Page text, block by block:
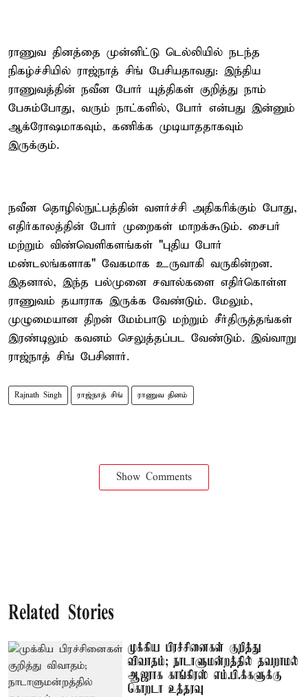
ராணுவ தினத்தை முன்னிட்டு டெல்லியில் நடந்த
நிகழ்ச்சியில் ராஜ்நாத் சிங் பேசியதாவது: இந்திய
ராணுவத்தின் நவீன போர் யுத்திகள் குறித்து நாம்
பேசும்போது, வரும் நாட்களில், போர் என்பது இன்னும்
ஆக்ரோஷமாகவும், கணிக்க முடியாததாகவும்
இருக்கும்.
நவீன தொழில்நுட்பத்தின் வளர்ச்சி அதிகரிக்கும் போது,
எதிர்காலத்தின் போர் முறைகள் மாறக்கூடும். சைபர்
மற்றும் விண்வெளிகளங்கள் "புதிய போர்
மண்டலங்களாக" வேகமாக உருவாகி வருகின்றன.
இதனால், இந்த பல்முனை சவால்களை எதிர்கொள்ள
ராணுவம் தயாராக இருக்க வேண்டும். மேலும்,
முழுமையான திறன் மேம்பாடு மற்றும் சீர்திருத்தங்கள்
இரண்டிலும் கவனம் செலுத்தப்பட வேண்டும். இவ்வாறு
ராஜ்நாத் சிங் பேசினார்.
Rajnath Singh ராஜ்நாத் சிங் ராணுவ தினம்
Show Comments
Related Stories
முக்கிய பிரச்சினைகள் குறித்து
விவாதம்; நாடாளுமன்றத்தில் தவறாமல்
ஆஜராக காங்கிரஸ் எம்.பி.க்களுக்கு
கொறடா உத்தரவு